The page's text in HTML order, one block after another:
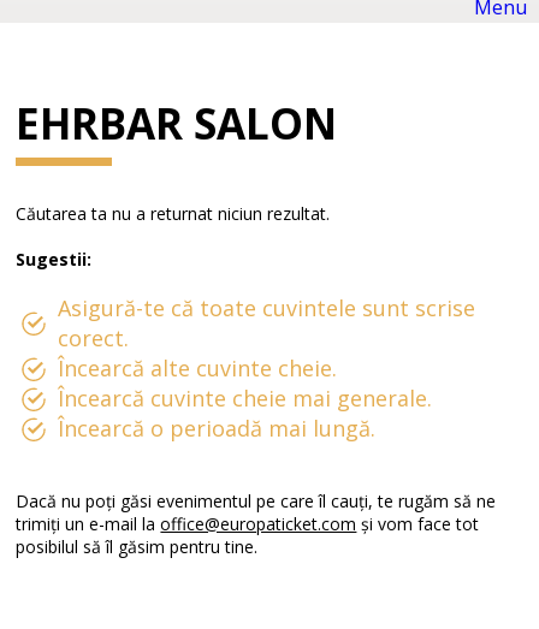
EHRBAR SALON
Căutarea ta nu a returnat niciun rezultat.
Sugestii:
Asigură-te că toate cuvintele sunt scrise
corect.
Încearcă alte cuvinte cheie.
Încearcă cuvinte cheie mai generale.
Încearcă o perioadă mai lungă.
Dacă nu poți găsi evenimentul pe care îl cauți, te rugăm să ne
trimiți un e-mail laoffice@europaticket.com și vom face tot
posibilul să îl găsim pentru tine.